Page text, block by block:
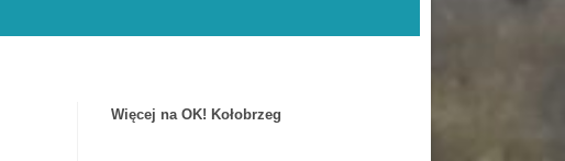
Więcej na OK! Kołobrzeg